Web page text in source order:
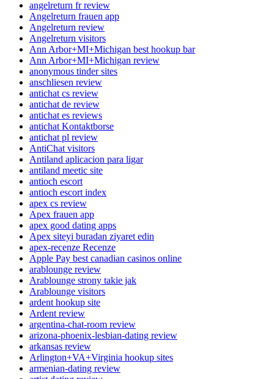
angelreturn fr review
Angelreturn frauen app
Angelreturn review
Angelreturn visitors
Ann Arbor+MI+Michigan best hookup bar
Ann Arbor+MI+Michigan review
anonymous tinder sites
anschliesen review
antichat cs review
antichat de review
antichat es reviews
antichat Kontaktborse
antichat pl review
AntiChat visitors
Antiland aplicacion para ligar
antiland meetic site
antioch escort
antioch escort index
apex cs review
Apex frauen app
apex good dating apps
Apex siteyi buradan ziyaret edin
apex-recenze Recenze
Apple Pay best canadian casinos online
arablounge review
Arablounge strony takie jak
Arablounge visitors
ardent hookup site
Ardent review
argentina-chat-room review
arizona-phoenix-lesbian-dating review
arkansas review
Arlington+VA+Virginia hookup sites
armenian-dating review